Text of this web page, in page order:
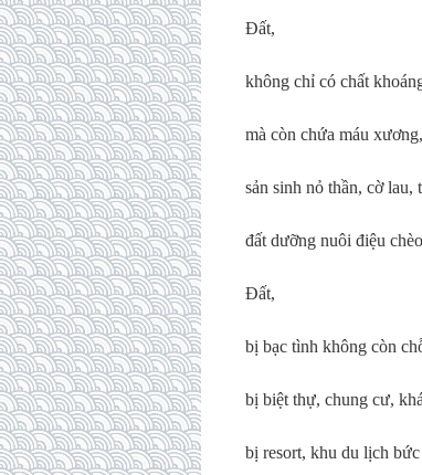
Đất,
không chỉ có chất
mà còn chứa máu
sản sinh nỏ thần, cờ lau,
đất dưỡng nuôi điệu
Đất,
bị bạc tình không còn
bị biệt thự, chung cư,
bị resort, khu du lịch